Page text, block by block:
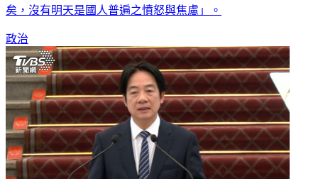
矣，沒有明天是國人普遍之憤怒與焦慮」。
政治